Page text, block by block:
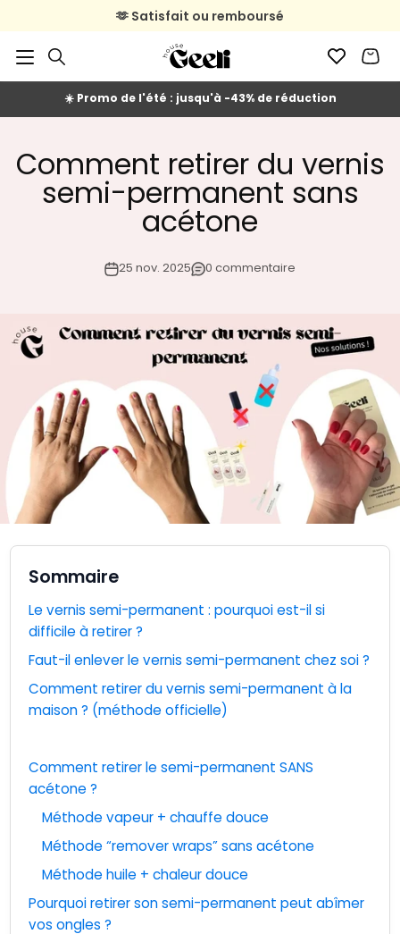
Passer au contenu🫶 Satisfait ou remboursé
🚚 Livraison en 2 à 4 jours ouvrés
☀️ Promo de l'été : jusqu'à -43% de réduction
Comment retirer du vernis
semi-permanent sans
acétone
25 nov. 2025 0 commentaire
Sommaire
Le vernis semi-permanent : pourquoi est-il si
difficile à retirer ?
Faut-il enlever le vernis semi-permanent chez soi ?
Comment retirer du vernis semi-permanent à la
maison ? (méthode officielle)
Comment retirer le semi-permanent SANS
acétone ?
Méthode vapeur + chauffe douce
Méthode “remover wraps” sans acétone
Méthode huile + chaleur douce
Pourquoi retirer son semi-permanent peut abîmer
vos ongles ?